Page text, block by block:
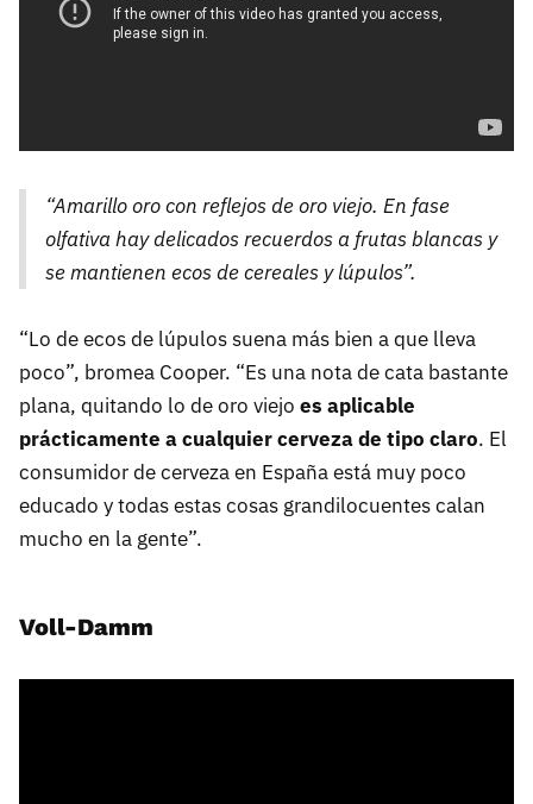
“Amarillo oro con reflejos de oro viejo. En fase
olfativa hay delicados recuerdos a frutas blancas y
se mantienen ecos de cereales y lúpulos”.
“Lo de ecos de lúpulos suena más bien a que lleva
poco”, bromea Cooper. “Es una nota de cata bastante
plana, quitando lo de oro viejo es aplicable
prácticamente a cualquier cerveza de tipo claro. El
consumidor de cerveza en España está muy poco
educado y todas estas cosas grandilocuentes calan
mucho en la gente”.
Voll-Damm